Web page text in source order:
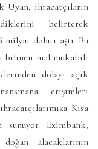
Uyan, ihracatçıların
belirterek
milyar doları aştı. Bu
bilinen mal mukabili
dolayı açık
erişimleri
Kısa
Eximbank;
alacaklarının